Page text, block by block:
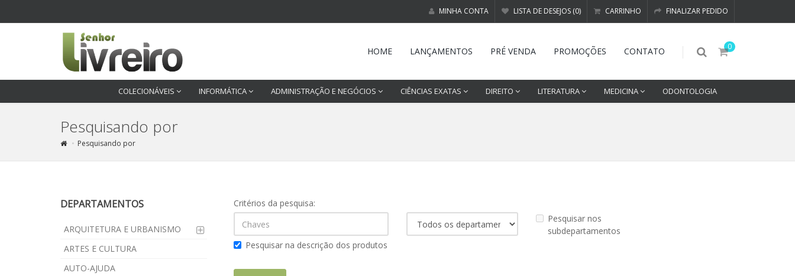
MINHA CONTA LISTA DE DESEJOS (0) CARRINHO FINALIZAR PEDIDO
0
HOME LANÇAMENTOS PRÉ VENDA PROMOÇÕES CONTATO
COLECIONÁVEIS INFORMÁTICA ADMINISTRAÇÃO E NEGÓCIOS CIÊNCIAS EXATAS DIREITO LITERATURA MEDICINA ODONTOLOGIA
Pesquisando por
Pesquisando por
DEPARTAMENTOS
ARQUITETURA E URBANISMO
ARTES E CULTURA
AUTO-AJUDA
Critérios da pesquisa:
Pesquisar nos
subdepartamentos
Pesquisar na descrição dos produtos